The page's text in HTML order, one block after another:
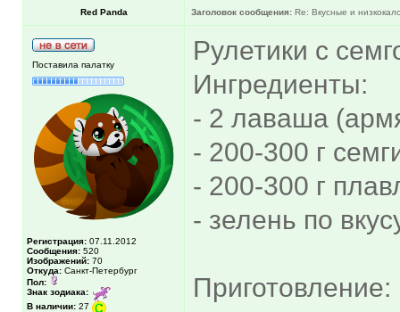
Red Panda Заголовок сообщения: Re: Вкусные и
Поставила палатку
Регистрация: 07.11.2012
Сообщения: 520
Изображений: 70
Откуда: Санкт-Петербург
Пол:
Знак зодиака:
В наличии: 27
Рулетики с
Ингредиенты:
- 2 лаваша
- 200-300 г
- 200-300 г
- зелень по
Приготовление: